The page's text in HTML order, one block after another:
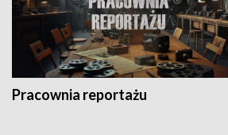
Pracownia reportażu